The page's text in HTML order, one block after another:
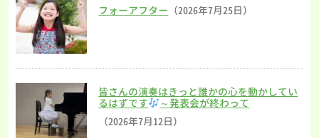
フォーアフター （2026年7月25日）
皆さんの演奏はきっと誰かの心を動かしてい
るはずです
～発表会が終わって
（2026年7月12日）